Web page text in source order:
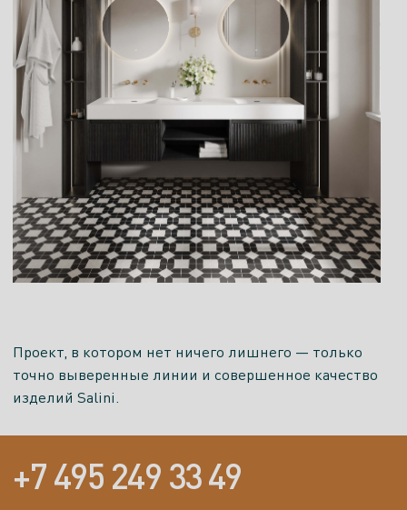
Проект, в котором нет ничего лишнего — только
точно выверенные линии и совершенное качество
изделий Salini.
+7 495 249 33 49